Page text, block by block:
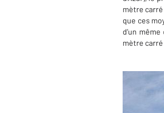
mètre
que ces
d’un
mètre